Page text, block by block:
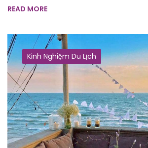
READ MORE
Kinh Nghiệm Du Lịch